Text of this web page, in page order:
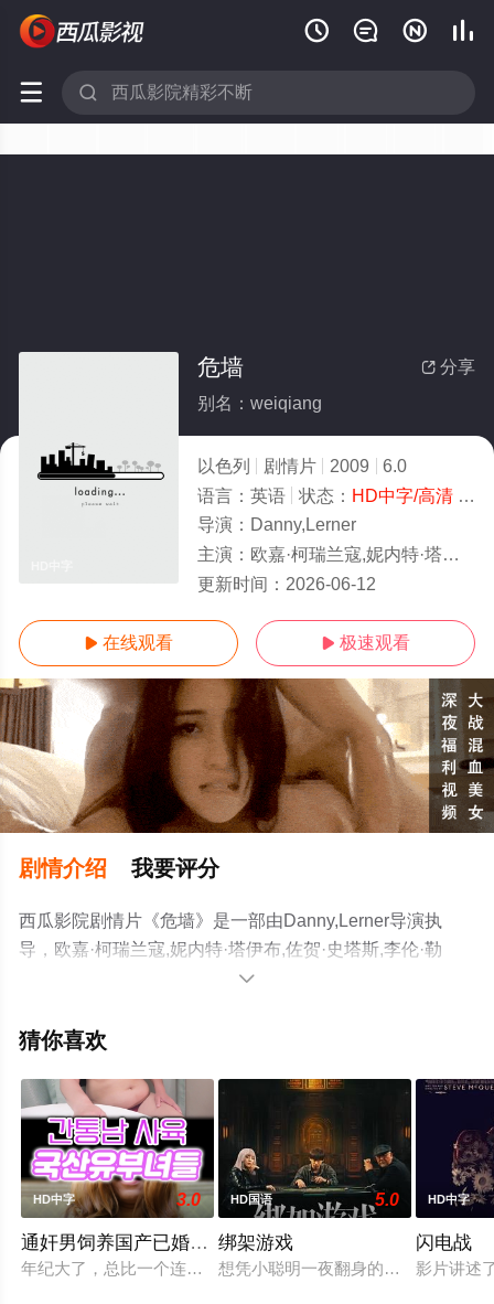
   
 
 分享
危墙
别名：weiqiang
以色列 剧情片 2009
6.0
语言： 英语 状态： HD中字/高清- 免费在线观看
导演： Danny,Lerner
主演： 欧嘉·柯瑞兰寇,妮内特·塔伊布,佐贺·史塔斯,李伦·勒夫,Lior,Habra,亨利·大卫,Vladimir,
更新时间： 2026-06-12
 在线观看  极速观看
剧情介绍 我要评分
西瓜影院剧情片《危墙》是一部由Danny,Lerner导演执
导，欧嘉·柯瑞兰寇,妮内特·塔伊布,佐贺·史塔斯,李伦·勒
演员精彩演绎的以色列电影，手机免费观看高清未删减完
电影、电视猫或剧情网等平台了解。

猜你喜欢
HD中字 3.0
通奸男饲养国产已婚女性们
年纪大了，总比一个连年糕味道都不知道的小孩子要好。我决定
HD国语 5.0
绑架游戏
想凭小聪明一夜翻身的穷小子陆飞（
HD中字
闪电战
影片讲述